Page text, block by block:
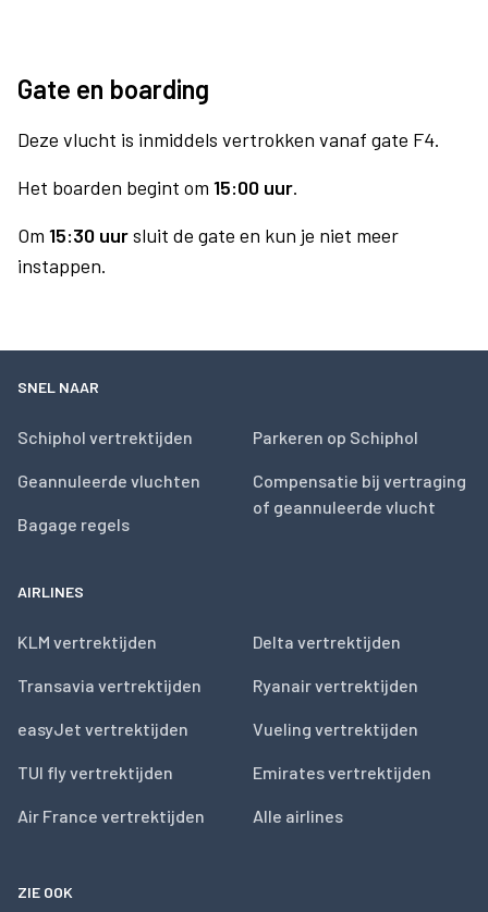
Gate en boarding
Deze vlucht is inmiddels vertrokken vanaf gate F4.
Het boarden begint om 15:00 uur.
Om 15:30 uursluit de gate en kun je niet meer
instappen.
SNEL NAAR
Schiphol vertrektijden
Geannuleerde vluchten
Bagage regels
Parkeren op Schiphol
Compensatie bij vertraging
of geannuleerde vlucht
AIRLINES
KLM vertrektijden
Transavia vertrektijden
easyJet vertrektijden
TUI fly vertrektijden
Air France vertrektijden
Delta vertrektijden
Ryanair vertrektijden
Vueling vertrektijden
Emirates vertrektijden
Alle airlines
ZIE OOK